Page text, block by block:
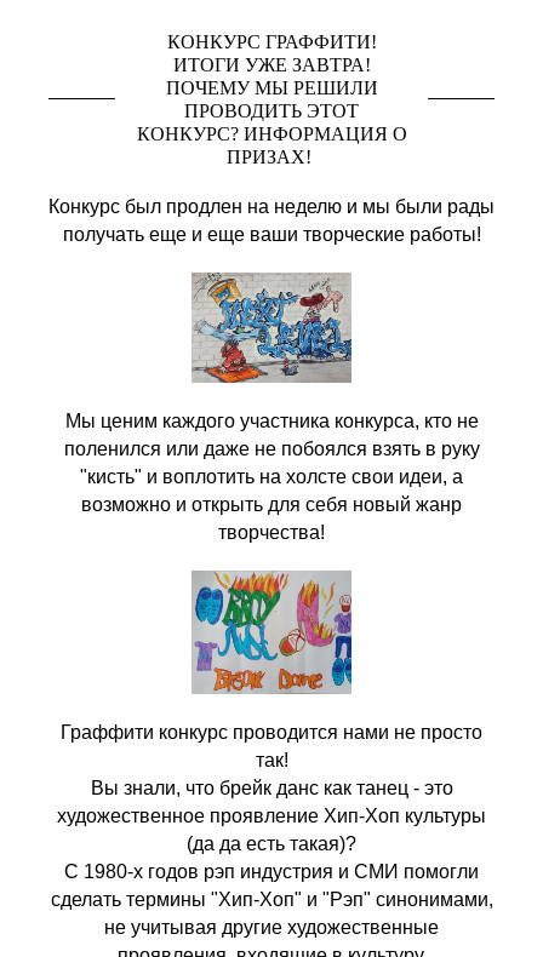
КОНКУРС ГРАФФИТИ!
ИТОГИ УЖЕ ЗАВТРА!
ПОЧЕМУ МЫ РЕШИЛИ
ПРОВОДИТЬ ЭТОТ
КОНКУРС? ИНФОРМАЦИЯ О
ПРИЗАХ!
Конкурс был продлен на неделю и мы были рады
получать еще и еще ваши творческие работы!
Мы ценим каждого участника конкурса, кто не
поленился или даже не побоялся взять в руку
"кисть" и воплотить на холсте свои идеи, а
возможно и открыть для себя новый жанр
творчества!
Граффити конкурс проводится нами не просто
так!
Вы знали, что брейк данс как танец - это
художественное проявление Хип-Хоп культуры
(да да есть такая)?
С 1980-х годов рэп индустрия и СМИ помогли
сделать термины "Хип-Хоп" и "Рэп" синонимами,
не учитывая другие художественные